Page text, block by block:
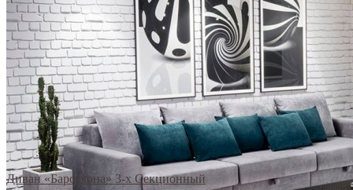
Диван «Барселона» 3-х Секционный